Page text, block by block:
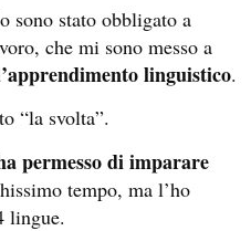
sono stato obbligato a
che mi sono messo a
linguistico.
“la svolta”.
permesso di imparare
tempo, ma l’ho
lingue.